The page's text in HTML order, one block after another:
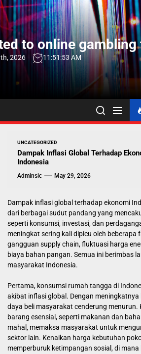
Skip
to
the
contentto online
2026 11:51:54 AM
UNCATEGORIZED
Dampak Inflasi Global Terhadap
Indonesia
Adminsic May 29, 2026
Dampak inflasi global terhadap ekonomi
dari berbagai sudut pandang yang
seperti konsumsi, investasi, dan
meningkat sering kali dipicu oleh beberapa
gangguan supply chain, fluktuasi harga
biaya bahan pangan. Semua ini berimbas
masyarakat Indonesia.
Pertama, konsumsi rumah tangga di
akibat inflasi global. Dengan
daya beli masyarakat cenderung menurun.
barang esensial, seperti makanan dan
mahal, memaksa masyarakat untuk
sektor lain. Kenaikan harga kebutuhan
memperburuk ketimpangan sosial, di